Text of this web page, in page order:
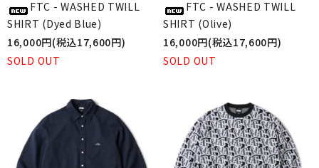
FTC - WASHED TWILL
SHIRT (Dyed Blue)
16,000円(税込17,600円)
SOLD OUT
FTC - WASHED TWILL
SHIRT (Olive)
16,000円(税込17,600円)
SOLD OUT